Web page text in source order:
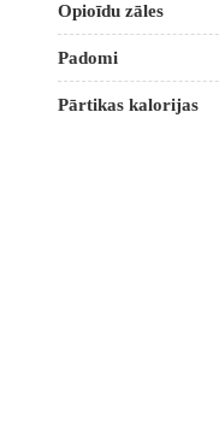
Opioīdu zāles
Padomi
Pārtikas kalorijas